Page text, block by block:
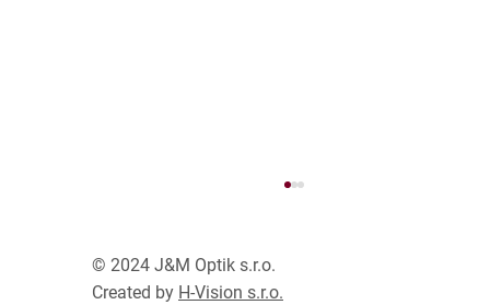
ColorMatic
© 2024 J&M Optik s.r.o.
Created by H-Vision s.r.o.